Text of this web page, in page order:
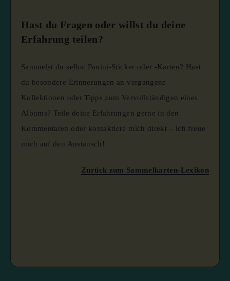
Hast du Fragen oder willst du deine
Erfahrung teilen?
Sammelst du selbst Panini-Sticker oder -Karten? Hast
du besondere Erinnerungen an vergangene
Kollektionen oder Tipps zum Vervollständigen eines
Albums? Teile deine Erfahrungen gerne in den
Kommentaren oder kontaktiere mich direkt – ich freue
mich auf den Austausch!
Zurück zum Sammelkarten-Lexikon